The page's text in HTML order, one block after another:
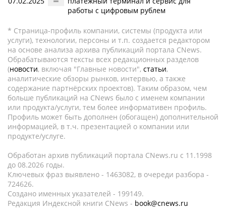
работы с цифровым рублем
* Страница-профиль компании, системы (продукта или
услуги), технологии, персоны и т.п. создается редактором
на основе анализа архива публикаций портала CNews.
Обрабатываются тексты всех редакционных разделов
(новости, включая "Главные новости", статьи,
аналитические обзоры рынков, интервью, а также
содержание партнёрских проектов). Таким образом, чем
больше публикаций на CNews было с именем компании
или продукта/услуги, тем более информативен профиль.
Профиль может быть дополнен (обогащен) дополнительной
информацией, в т.ч. презентацией о компании или
продукте/услуге.
Обработан архив публикаций портала CNews.ru c 11.1998
до 08.2026 годы.
Ключевых фраз выявлено - 1463082, в очереди разбора -
724626.
Создано именных указателей - 199149.
Редакция Индексной книги CNews - book@cnews.ru